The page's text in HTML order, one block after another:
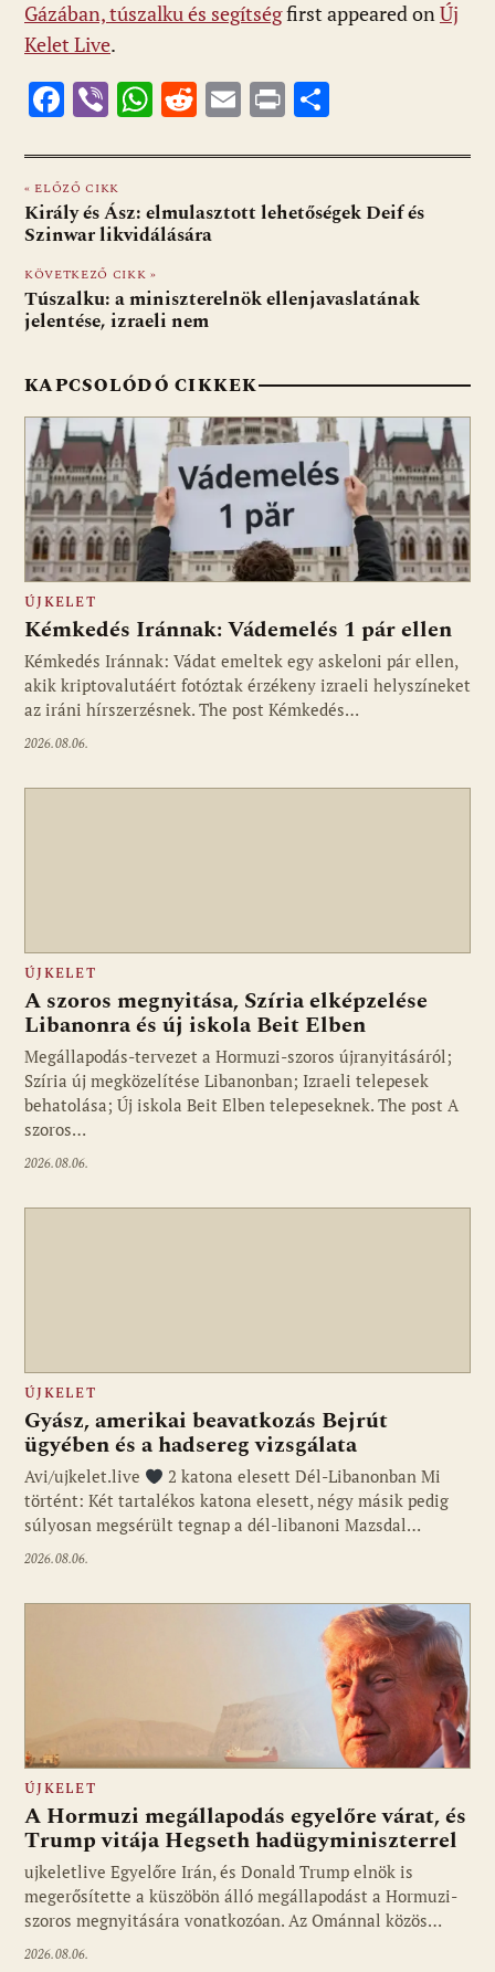
Gázában, túszalku és segítségfirst appeared onÚj
Kelet Live.
F
e
b
o
o
k
Vi
er
W
at
s
A
p
p
R
d
di
t
E
ai
l
Pr
t za
m
« ELŐZŐ CIKK
Király és Ász: elmulasztott lehetőségek Deif és
Szinwar likvidálására
KÖVETKEZŐ CIKK »
Túszalku: a miniszterelnök ellenjavaslatának
jelentése, izraeli nem
KAPCSOLÓDÓ CIKKEK
ÚJKELET
Kémkedés Iránnak: Vádemelés 1 pár ellen
Kémkedés Iránnak: Vádat emeltek egy askeloni pár ellen,
akik kriptovalutáért fotóztak érzékeny izraeli helyszíneket
az iráni hírszerzésnek. The post Kémkedés…
2026.08.06.
ÚJKELET
A szoros megnyitása, Szíria elképzelése
Libanonra és új iskola Beit Elben
Megállapodás-tervezet a Hormuzi-szoros újranyitásáról;
Szíria új megközelítése Libanonban; Izraeli telepesek
behatolása; Új iskola Beit Elben telepeseknek. The post A
szoros…
2026.08.06.
ÚJKELET
Gyász, amerikai beavatkozás Bejrút
ügyében és a hadsereg vizsgálata
Avi/ujkelet.live
2 katona elesett Dél-Libanonban Mi
történt: Két tartalékos katona elesett, négy másik pedig
súlyosan megsérült tegnap a dél-libanoni Mazsdal…
2026.08.06.
Fotó: ujkelet.live
ÚJKELET
A Hormuzi megállapodás egyelőre várat, és
Trump vitája Hegseth hadügyminiszterrel
ujkeletlive Egyelőre Irán, és Donald Trump elnök is
megerősítette a küszöbön álló megállapodást a Hormuzi-
szoros megnyitására vonatkozóan. Az Ománnal közös…
2026.08.06.